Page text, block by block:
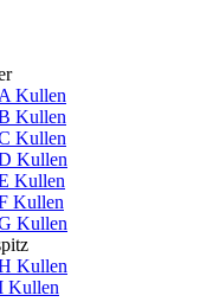
A Kullen
Kullen
Kullen
Kullen
Kullen
Kullen
Kullen
Kullen
Kullen